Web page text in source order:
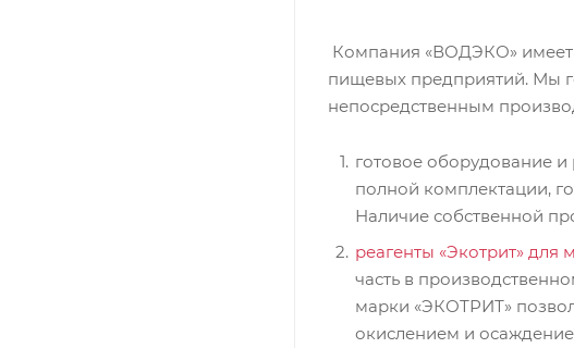
Компания «ВОДЭКО» имеет
пищевых предприятий. Мы
непосредственным
готовое оборудование
полной комплектации,
Наличие собственной
реагенты «Экотрит»
часть в
марки «ЭКОТРИТ»
окислением и